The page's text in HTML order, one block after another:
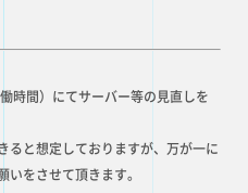
時間）にてサーバー等の見直しを
ると想定しておりますが、万が一に
いをさせて頂きます。